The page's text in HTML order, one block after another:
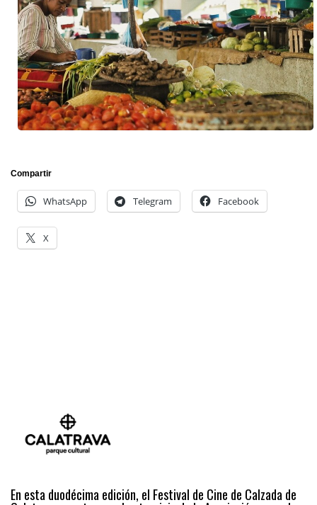
Compartir
WhatsApp Telegram Facebook
X
En esta duodécima edición, el Festival de Cine de Calzada de